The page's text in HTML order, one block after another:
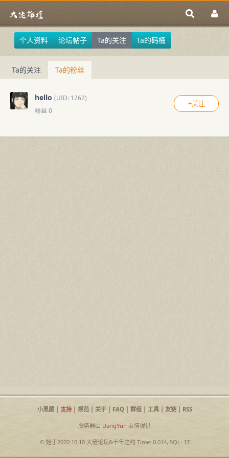
个人资料 论坛帖子 Ta的关注 Ta的码桶
Ta的关注 Ta的粉丝
hello (UID: 1262)
粉丝 0
+关注
小黑屋| 支持| 规范| 关于| FAQ| 群组| 工具| 友链| RSS
服务器由 DangYun 友情提供
© 始于2020.10.10 大佬论坛&十年之约Time: 0.014, SQL: 17